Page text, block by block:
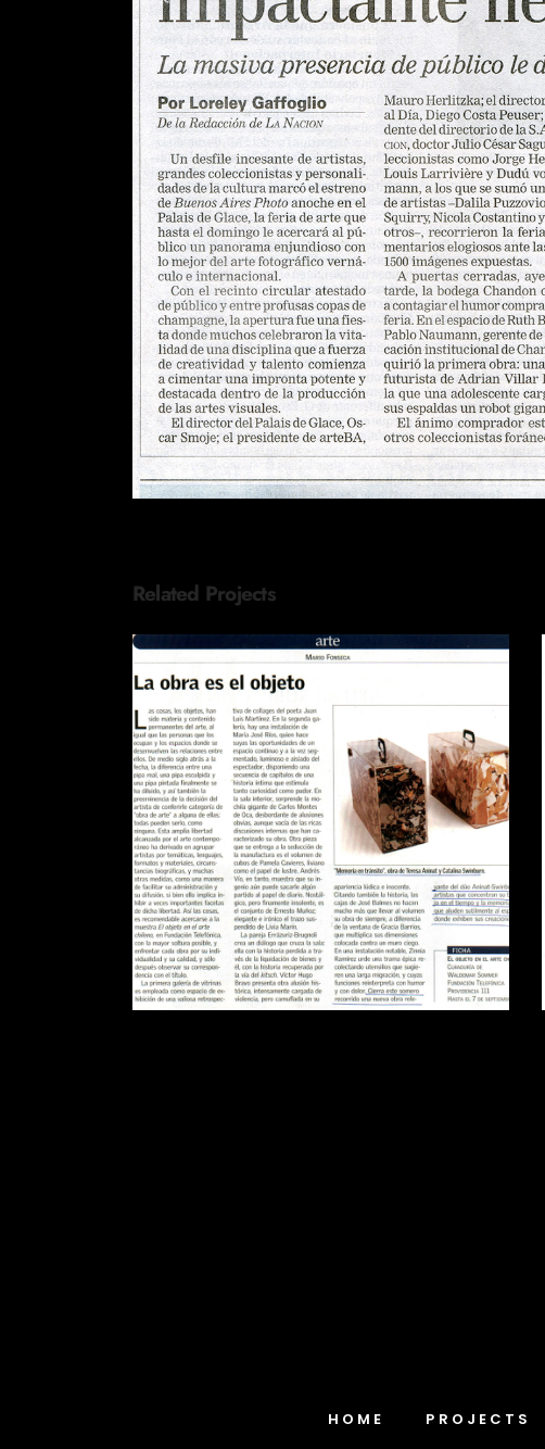
Related Projects
REVISTA EL SÁBADO LA OBRA
ES EL OBJETO
Publications
HOME PROJECTS